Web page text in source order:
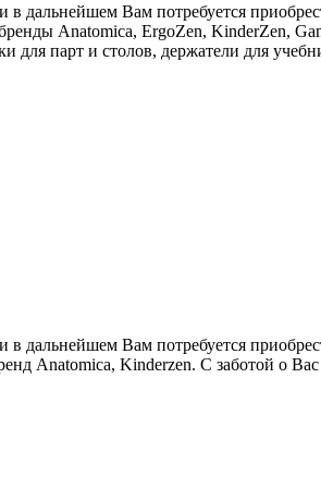
в дальнейшем Вам потребуется
Anatomica, ErgoZen, KinderZen,
для парт и столов, держатели для
в дальнейшем Вам потребуется
Anatomica, Kinderzen. С заботой о